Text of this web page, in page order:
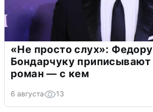
«Не просто слух»: Федору
Бондарчуку
роман — с кем
6 августа 13